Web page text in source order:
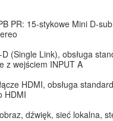
PR: 15-stykowe Mini D-
(Single Link), obsługa
z wejściem INPUT A
HDMI, obsługa
HDMI
dźwięk, sieć lokalna,